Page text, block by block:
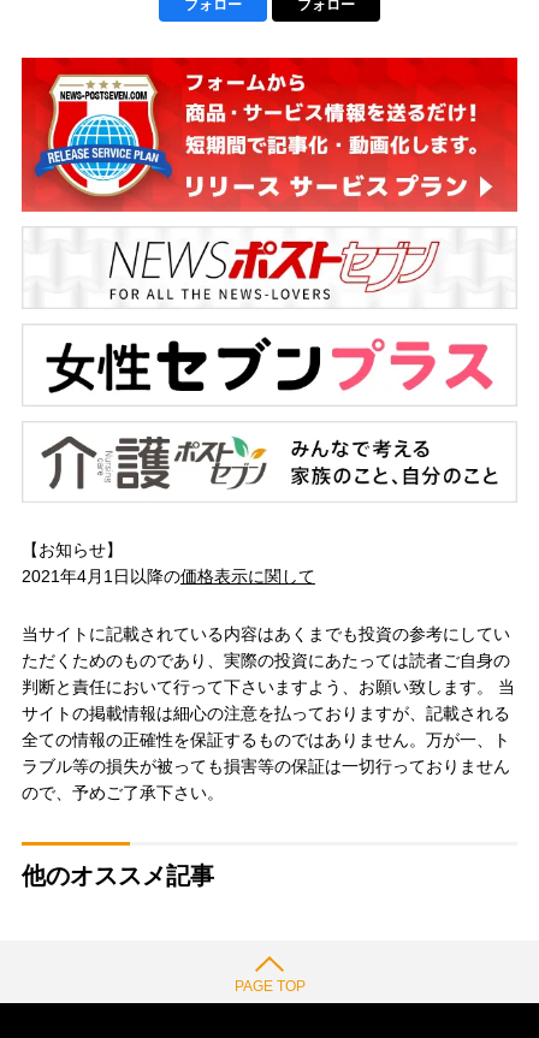
フォロー フォロー
【お知らせ】
2021年4月1日以降の価格表示に関して
当サイトに記載されている内容はあくまでも投資の参考にしてい
ただくためのものであり、実際の投資にあたっては読者ご自身の
判断と責任において行って下さいますよう、お願い致します。 当
サイトの掲載情報は細心の注意を払っておりますが、記載される
全ての情報の正確性を保証するものではありません。万が一、ト
ラブル等の損失が被っても損害等の保証は一切行っておりません
ので、予めご了承下さい。
他のオススメ記事
PAGE TOP